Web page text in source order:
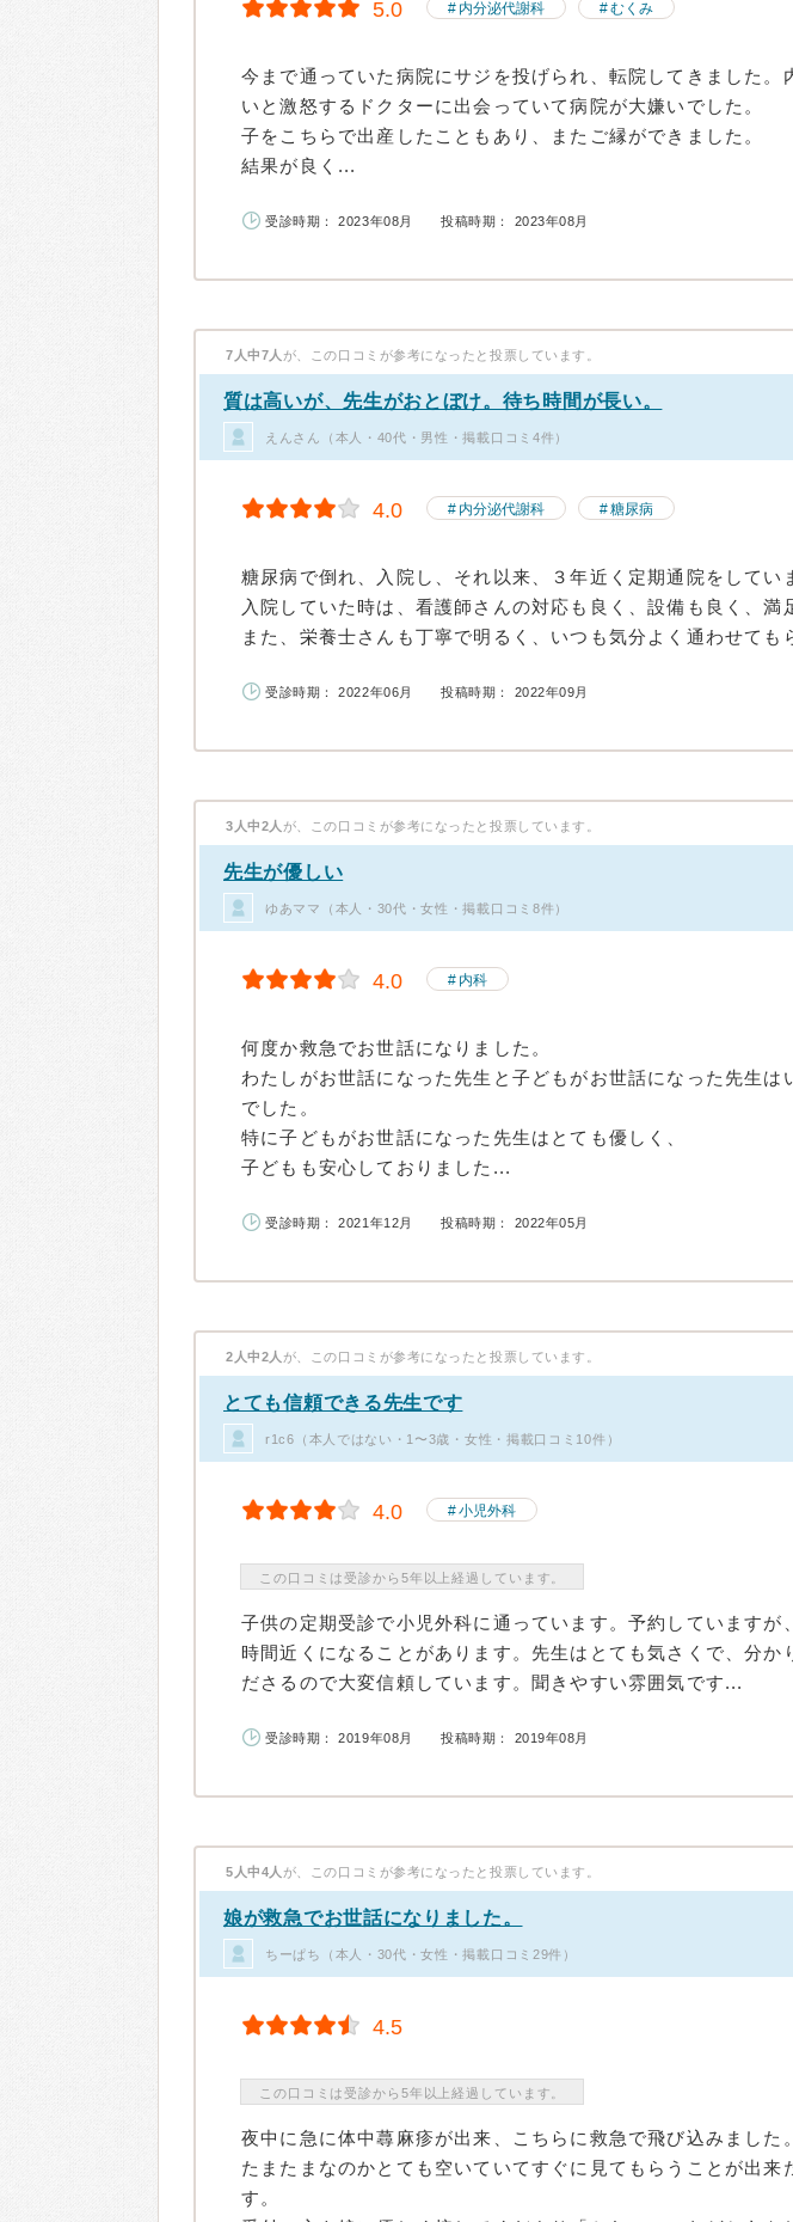
5.0 内分泌代謝科 むくみ
今まで通っていた病院にサジを投げられ、転院してきました。
いと激怒するドクターに出会っていて病院が大嫌いでした。
子をこちらで出産したこともあり、またご縁ができました。
結果が良く...
受診時期： 2023年08月 投稿時期： 2023年08月
7人中7人 が、この口コミが参考になったと投票しています。
質は高いが、先生がおとぼけ。待ち時間が長い。
えんさん（本人・40代・男性・掲載口コミ4件）
4.0 内分泌代謝科 糖尿病
糖尿病で倒れ、入院し、それ以来、３年近く定期通院をしてい
入院していた時は、看護師さんの対応も良く、設備も良く、満
また、栄養士さんも丁寧で明るく、いつも気分よく通わせても
受診時期： 2022年06月 投稿時期： 2022年09月
3人中2人 が、この口コミが参考になったと投票しています。
先生が優しい
ゆあママ（本人・30代・女性・掲載口コミ8件）
4.0 内科
何度か救急でお世話になりました。
わたしがお世話になった先生と子どもがお世話になった先生は
でした。
特に子どもがお世話になった先生はとても優しく、
子どもも安心しておりました...
受診時期： 2021年12月 投稿時期： 2022年05月
2人中2人 が、この口コミが参考になったと投票しています。
とても信頼できる先生です
r1c6（本人ではない・1〜3歳・女性・掲載口コミ10件）
4.0 小児外科
この口コミは受診から5年以上経過しています。
子供の定期受診で小児外科に通っています。予約していますが
時間近くになることがあります。先生はとても気さくで、分か
ださるので大変信頼しています。聞きやすい雰囲気です...
受診時期： 2019年08月 投稿時期： 2019年08月
5人中4人 が、この口コミが参考になったと投票しています。
娘が救急でお世話になりました。
ちーぱち（本人・30代・女性・掲載口コミ29件）
4.5
この口コミは受診から5年以上経過しています。
夜中に急に体中蕁麻疹が出来、こちらに救急で飛び込みました。
たまたまなのかとても空いていてすぐに見てもらうことが出来
す。